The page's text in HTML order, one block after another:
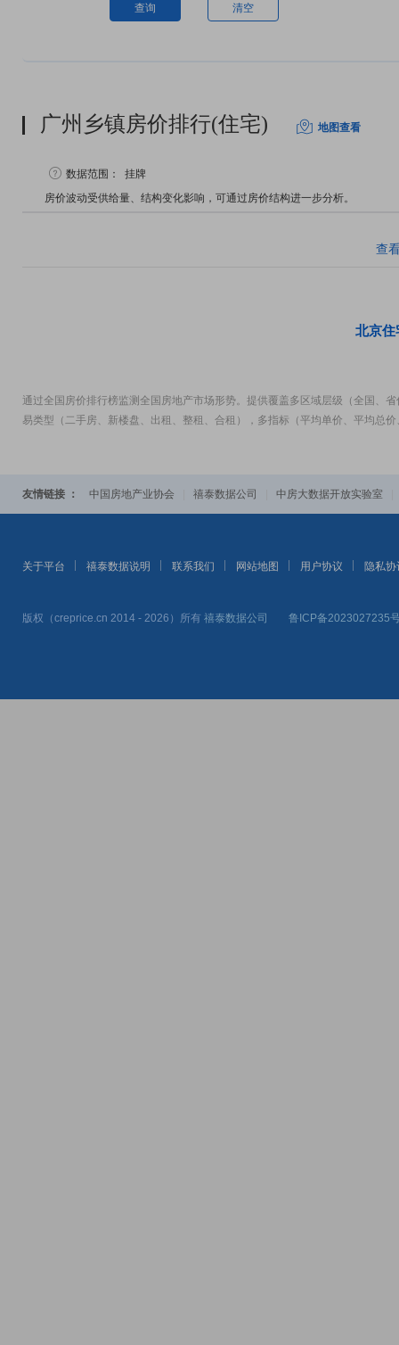
查询 清空
广州乡镇房价排行(住宅) 地图查看
数据范围：
挂牌
房价波动受供给量、结构变化影响，可通过房价结构进一步分析。
查
北京住
通过全国房价排行榜监测全国房地产市场形势。提供覆盖多区域层级（全国、
易类型（二手房、新楼盘、出租、整租、合租），多指标（平均单价、平均总
友情链接 ： 中国房地产业协会 禧泰数据公司 中房大数据开放实验室
关于平台 禧泰数据说明 联系我们 网站地图 用户协议 隐私协
版权（creprice.cn 2014 - 2026）所有 禧泰数据公司 鲁ICP备2023027235